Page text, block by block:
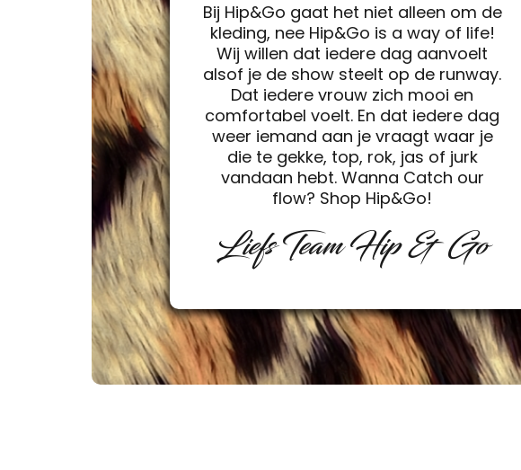
Bij Hip&Go gaat het niet alleen om de
kleding, nee Hip&Go is a way of life!
Wij willen dat iedere dag aanvoelt
alsof je de show steelt op de runway.
Dat iedere vrouw zich mooi en
comfortabel voelt. En dat iedere dag
weer iemand aan je vraagt waar je
die te gekke, top, rok, jas of jurk
vandaan hebt. Wanna Catch our
flow? Shop Hip&Go!
Liefs Team Hip & Go